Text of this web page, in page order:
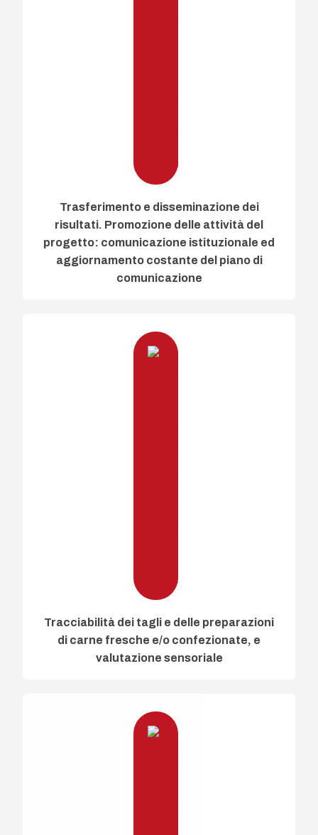
Trasferimento e disseminazione dei
risultati. Promozione delle attività del
progetto: comunicazione istituzionale ed
aggiornamento costante del piano di
comunicazione
Tracciabilità dei tagli e delle preparazioni
di carne fresche e/o confezionate, e
valutazione sensoriale